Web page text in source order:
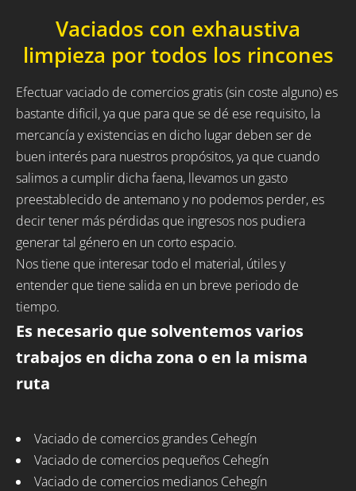
Vaciados con exhaustiva
limpieza por todos los rincones
Efectuar vaciado de comercios gratis (sin coste alguno) es
bastante dificil, ya que para que se dé ese requisito, la
mercancía y existencias en dicho lugar deben ser de
buen interés para nuestros propósitos, ya que cuando
salimos a cumplir dicha faena, llevamos un gasto
preestablecido de antemano y no podemos perder, es
decir tener más pérdidas que ingresos nos pudiera
generar tal género en un corto espacio.
Nos tiene que interesar todo el material, útiles y
entender que tiene salida en un breve periodo de
tiempo.
Es necesario que solventemos varios
trabajos en dicha zona o en la misma
ruta
Vaciado de comercios grandes Cehegín
Vaciado de comercios pequeños Cehegín
Vaciado de comercios medianos Cehegín